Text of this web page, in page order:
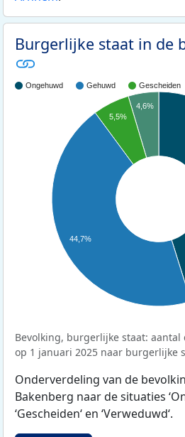
Burgerlijke staat in de
Ongehuwd Gehuwd Gescheiden
4,6%
5,5%
44,7%
Bevolking, burgerlijke staat:
op 1 januari 2025 naar burgerlijke
Onderverdeling van de
Bakenberg naar de situaties
‘Gescheiden‘ en ‘Verweduwd‘.